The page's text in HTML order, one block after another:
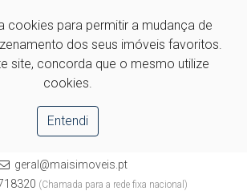
cookies para permitir a mudança de
dos seus imóveis favoritos.
site, concorda que o mesmo utilize
cookies.
Entendi
geral@maisimoveis.pt
(Chamada para a rede fixa nacional)